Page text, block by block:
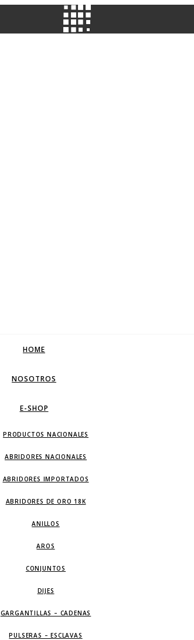
HOME
NOSOTROS
E-SHOP
PRODUCTOS NACIONALES
ABRIDORES NACIONALES
ABRIDORES IMPORTADOS
ABRIDORES DE ORO 18K
ANILLOS
AROS
CONJUNTOS
DIJES
GARGANTILLAS – CADENAS
PULSERAS – ESCLAVAS